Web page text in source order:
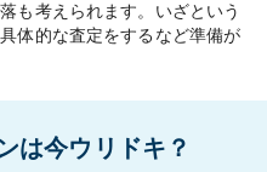
も考えられます。いざという
体的な査定をするなど準備が
は今ウリドキ？